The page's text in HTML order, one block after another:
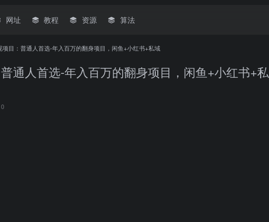
网址 教程 资源 算法
项目：普通人首选-年入百万的翻身项目，闲鱼+小红书+私域
通人首选-年入百万的翻身项目，闲鱼+小红书+私
0